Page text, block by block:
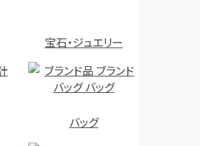
宝石・ジュエリー
バッグ